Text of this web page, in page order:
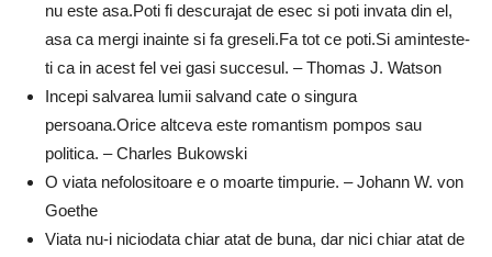
nu este asa.Poti fi descurajat de esec si poti invata din el,
asa ca mergi inainte si fa greseli.Fa tot ce poti.Si aminteste-
ti ca in acest fel vei gasi succesul. – Thomas J. Watson
Incepi salvarea lumii salvand cate o singura
persoana.Orice altceva este romantism pompos sau
politica. – Charles Bukowski
O viata nefolositoare e o moarte timpurie. – Johann W. von
Goethe
Viata nu-i niciodata chiar atat de buna, dar nici chiar atat de